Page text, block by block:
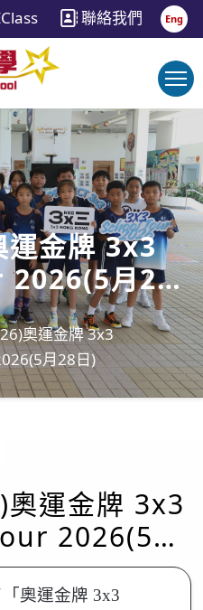
聯絡我們 Eng
金牌 3x3
月28
)
奧運金牌 3x3
月28日)
運金牌 3x3
2026(5月
日)
奧運金牌 3x3